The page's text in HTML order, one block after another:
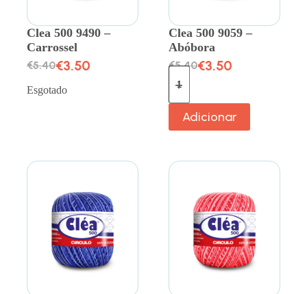
Clea 500 9490 –
Carrossel
€5.40€3.50
Esgotado
Clea 500 9059 –
Abóbora
€5.40€3.50
Adicionar